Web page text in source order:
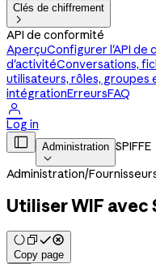
Clés de chiffrement

API de conformité
AperçuConfigurer l'API de
d'activitéConversations,
utilisateurs, rôles, groupes
intégrationErreursFAQ

Log in
 Administration

SPIFFE
Administration/
Utiliser WIF avec
Copy page